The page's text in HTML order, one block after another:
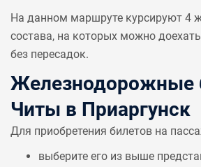
На данном маршруте курсируют 4
состава, на которых можно
без пересадок.
Железнодорожные
Читы в Приаргунск
Для приобретения билетов на
выберите его из выше